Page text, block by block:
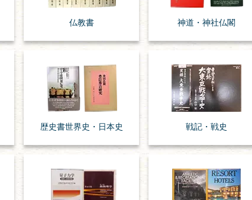
仏教書 神道・神社仏閣
歴史書世界史・ 日本史 戦記・戦史